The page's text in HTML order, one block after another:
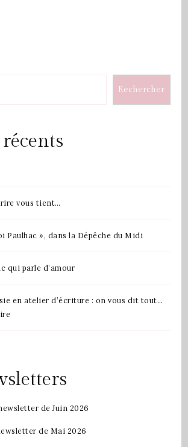
Rechercher
vous tient…
Paulhac », dans la Dépêche du Midi
qui parle d’amour
en atelier d’écriture : on vous dit tout…
de Juin 2026
de Mai 2026